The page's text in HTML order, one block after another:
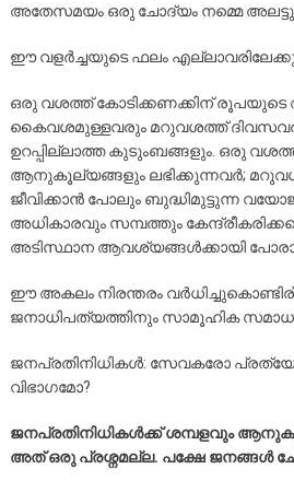
അതേസമയം ഒരു ചോദ്യം നമ്മെ
ഈ വളർച്ചയുടെ ഫലം
ഒരു വശത്ത് കോടിക്കണക്കിന് രൂപയുടെ
കൈവശമുള്ളവരും മറുവശത്ത്
ഉറപ്പില്ലാത്ത കുടുംബങ്ങളും. ഒരു
ആനുകൂല്യങ്ങളും ലഭിക്കുന്നവർ;
ജീവിക്കാൻ പോലും ബുദ്ധിമുട്ടുന്ന
അധികാരവും സമ്പത്തും
അടിസ്ഥാന ആവശ്യങ്ങൾക്കായി
ഈ അകലം നിരന്തരം
ജനാധിപത്യത്തിനും സാമൂഹിക
ജനപ്രതിനിധികൾ: സേവകരോ
വിഭാഗമോ?
ജനപ്രതിനിധികൾക്ക് ശമ്പളവും
അത് ഒരു പ്രശ്നമല്ല. പക്ഷേ ജനങ്ങൾ